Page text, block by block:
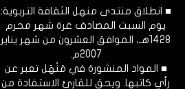
■ انطلاق منتدى منهل الثقافة التربوية:
يوم السبت المصادف غرة شهر محرم
1428هـ، الموافق العشرون من شهر يناير
2007م.
■ المواد المنشورة في مَنْهَل تعبر عن
رأي كاتبها. ويحق للقارئ الاستفادة من